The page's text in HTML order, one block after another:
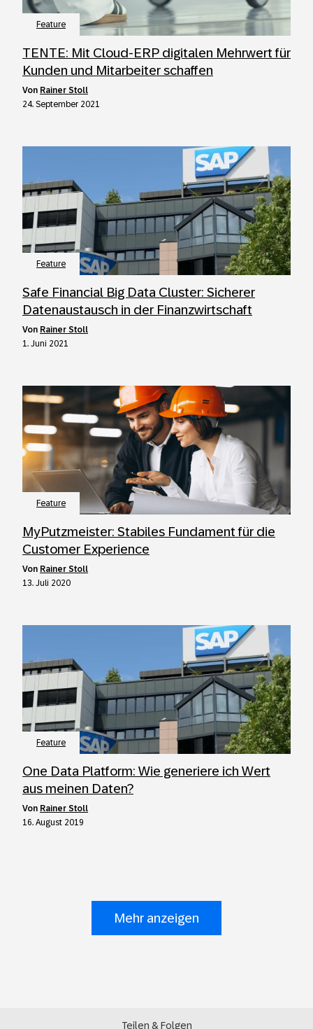
Feature
TENTE: Mit Cloud-ERP digitalen Mehrwert für
Kunden und Mitarbeiter schaffen
von Rainer Stoll
24. September 2021
Feature
Safe Financial Big Data Cluster: Sicherer
Datenaustausch in der Finanzwirtschaft
von Rainer Stoll
1. Juni 2021
Feature
MyPutzmeister: Stabiles Fundament für die
Customer Experience
von Rainer Stoll
13. Juli 2020
Feature
One Data Platform: Wie generiere ich Wert
aus meinen Daten?
von Rainer Stoll
16. August 2019
Mehr anzeigen
Teilen & Folgen